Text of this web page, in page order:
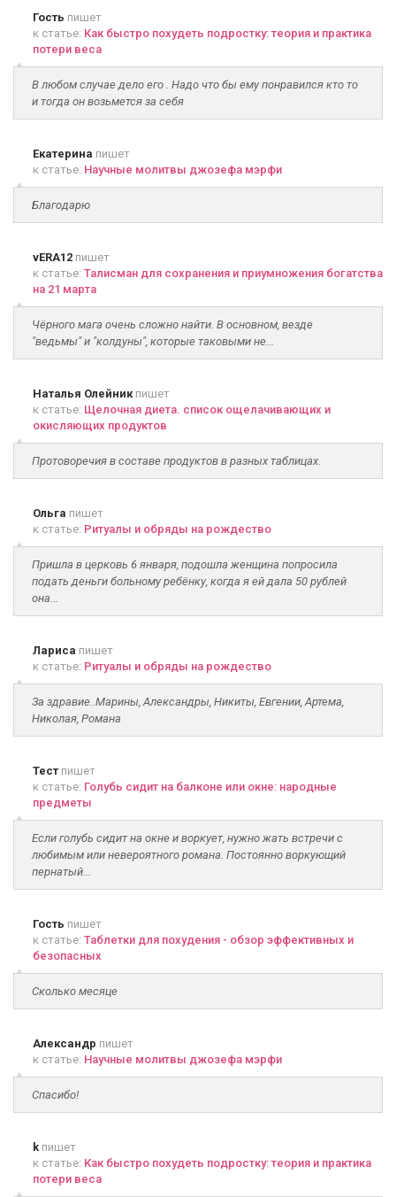
Гость пишет
к статье: Как быстро похудеть подростку: теория и практика
потери веса
В любом случае дело его . Надо что бы ему понравился кто то
и тогда он возьмется за себя
Екатерина пишет
к статье: Научные молитвы джозефа мэрфи
Благодарю
vERA12 пишет
к статье: Талисман для сохранения и приумножения богатства
на 21 марта
Чёрного мага очень сложно найти. В основном, везде
"ведьмы" и "колдуны", которые таковыми не...
Наталья Олейникпишет
к статье: Щелочная диета. список ощелачивающих и
окисляющих продуктов
Протоворечия в составе продуктов в разных таблицах.
Ольга пишет
к статье: Ритуалы и обряды на рождество
Пришла в церковь 6 января, подошла женщина попросила
подать деньги больному ребёнку, когда я ей дала 50 рублей
она...
Лариса пишет
к статье: Ритуалы и обряды на рождество
За здравие..Марины, Александры, Никиты, Евгении, Артема,
Николая, Романа
Тест пишет
к статье: Голубь сидит на балконе или окне: народные
предметы
Если голубь сидит на окне и воркует, нужно жать встречи с
любимым или невероятного романа. Постоянно воркующий
пернатый...
Гость пишет
к статье: Таблетки для похудения - обзор эффективных и
безопасных
Сколько месяце
Александр пишет
к статье: Научные молитвы джозефа мэрфи
Спасибо!
k пишет
к статье: Как быстро похудеть подростку: теория и практика
потери веса